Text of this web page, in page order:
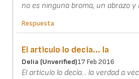
no es ninguna broma, un abrazo y
Respuesta
El artìculo lo decìa... la
Delia (unverified)17 Feb 2016
El artìculo lo decìa... la verdad a